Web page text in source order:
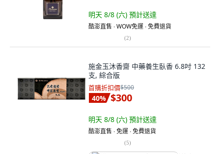
明天 8/8 (六) 預計送達
酷澎直售 ∙ WOW免運 ∙ 免費退貨
(2)
施金玉沐香齋 中藥養生臥香 6.8吋 132
支, 綜合版
首購折扣價$500
40% $300
明天 8/8 (六) 預計送達
酷澎直售 ∙ 免運 ∙ 免費退貨
(5)